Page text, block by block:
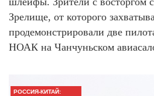
Зрелище, от которого
продемонстрировали две
НОАК на Чанчуньском
РОССИЯ-КИТАЙ: